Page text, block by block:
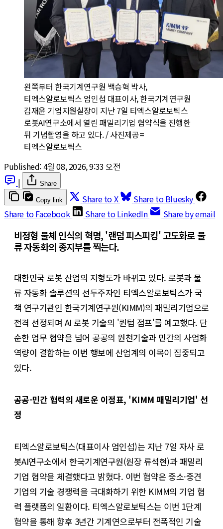
왼쪽부터 한국기계연구원 백승혁 박사,
티엑스알로보틱스 엄인섭 대표이사, 한국기계연구원
김재윤 기업지원실장이 지난 7일 티엑스알로보틱스
로봇AI연구소에서 열린 패밀리기업 협약식을 진행한
뒤 기념촬영을 하고 있다. / 사진제공=
티엑스알로보틱스
Published:4월 08, 2026, 9:33 오전
|
Share
Copy link Share to X
Share to Bluesky
Share to Facebook
Share to LinkedIn Share by email
비정형 물체 인식의 혁명, '랜덤 피스피킹' 고도화로 물
류 자동화의 종지부를 찍는다.
대한민국 로봇 산업의 지형도가 바뀌고 있다. 로봇과 물
류 자동화 솔루션의 선두주자인 티엑스알로보틱스가 국
책 연구기관인 한국기계연구원(KIMM)의 패밀리기업으로
전격 선정되며 AI 로봇 기술의 '퀀텀 점프'를 예고했다. 단
순한 업무 협약을 넘어 공공의 원천기술과 민간의 사업화
역량이 결합하는 이번 행보에 산업계의 이목이 집중되고
있다.
공공-민간 협력의 새로운 이정표, 'KIMM 패밀리기업' 선
정
티엑스알로보틱스(대표이사 엄인섭)는 지난 7일 자사 로
봇AI연구소에서 한국기계연구원(원장 류석현)과 패밀리
기업 협약을 체결했다고 밝혔다. 이번 협약은 중소·중견
기업의 기술 경쟁력을 극대화하기 위한 KIMM의 기업 협
력 플랫폼의 일환이다. 티엑스알로보틱스는 이번 1단계
협약을 통해 향후 3년간 기계연으로부터 전폭적인 기술